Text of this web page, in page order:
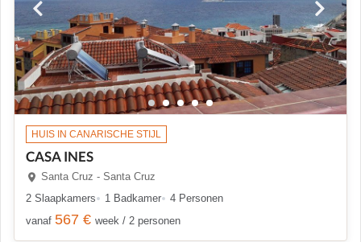
HUIS IN CANARISCHE STIJL
CASA INES
Santa Cruz - Santa Cruz
2 Slaapkamers
1 Badkamer
4 Personen
vanaf 567 € week / 2 personen